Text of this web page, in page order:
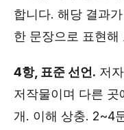
합니다. 해당 결과
한 문장으로 표현
4항, 표준 선언. 저
저작물이며 다른
개. 이해 상충. 2~4